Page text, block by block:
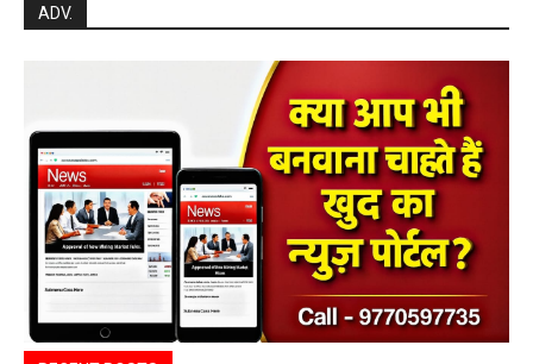
Search
ADV.